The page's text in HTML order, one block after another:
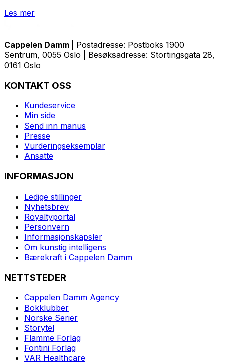
Les mer
Cappelen Damm
| Postadresse: Postboks 1900
Sentrum, 0055 Oslo | Besøksadresse: Stortingsgata 28,
0161 Oslo
KONTAKT OSS
Kundeservice
Min side
Send inn manus
Presse
Vurderingseksemplar
Ansatte
INFORMASJON
Ledige stillinger
Nyhetsbrev
Royaltyportal
Personvern
Informasjonskapsler
Om kunstig intelligens
Bærekraft i Cappelen Damm
NETTSTEDER
Cappelen Damm Agency
Bokklubber
Norske Serier
Storytel
Flamme Forlag
Fontini Forlag
VAR Healthcare